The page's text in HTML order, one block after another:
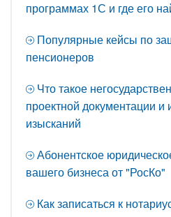
программах 1С и где его
Популярные кейсы по
пенсионеров
Что такое
проектной документации
изысканий
Абонентское
вашего бизнеса от "РосКо"
Как записаться к